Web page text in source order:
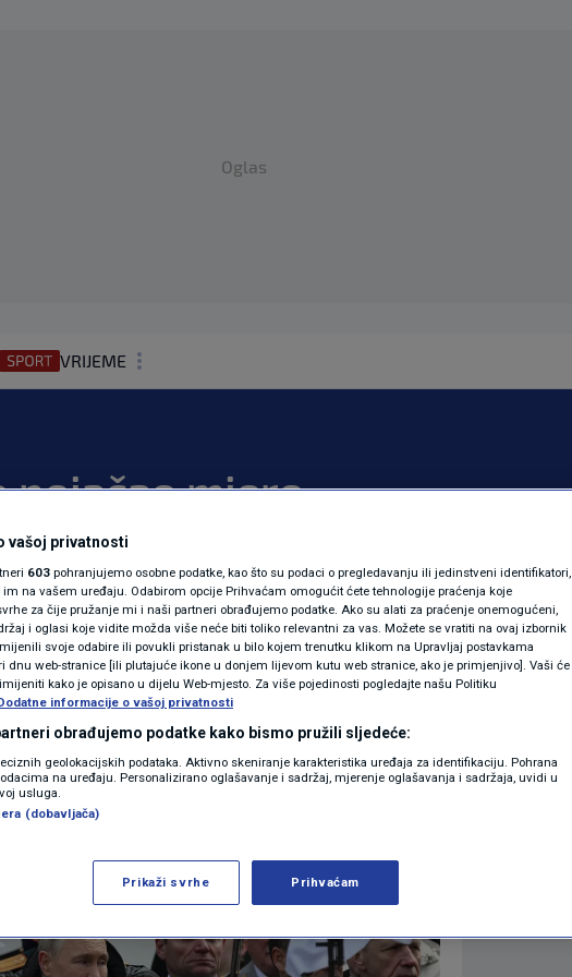
Oglas
VRIJEME
MAGAZIN
KOLUMNE
N1(DIS)INFO
KLIMATSKE PROMJENE
FOTO
VIDEO
pojačao mjere
Što se to
19:12 | SVIJET 9 komentara
Više
vašoj privatnosti
603 pohranjujemo osobne podatke, kao što su podaci o pregledavanju ili jedinstveni identifikatori,
na vašem uređaju. Odabirom opcije Prihvaćam omogućit ćete tehnologije praćenja koje
za čije pružanje mi i naši partneri obrađujemo podatke. Ako su alati za praćenje onemogućeni,
i oglasi koje vidite možda više neće biti toliko relevantni za vas. Možete se vratiti na ovaj izbornik
svoje odabire ili povukli pristanak u bilo kojem trenutku klikom na Upravljaj postavkama
dnu web-stranice [ili plutajuće ikone u donjem lijevom kutu web stranice, ako je primjenjivo]. Vaši će
kako je opisano u dijelu Web-mjesto. Za više pojedinosti pogledajte našu Politiku
informacije o vašoj privatnosti
obrađujemo podatke kako bismo pružili sljedeće:
geolokacijskih podataka. Aktivno skeniranje karakteristika uređaja za identifikaciju. Pohrana
na uređaju. Personalizirano oglašavanje i sadržaj, mjerenje oglašavanja i sadržaja, uvidi u
usluga.
(dobavljača)
Prikaži svrhe Prihvaćam